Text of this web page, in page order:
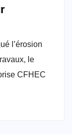
l’érosion
le
CFHEC